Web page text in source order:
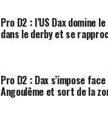
Pro D2 : l’US Dax domine
dans le derby et se
Pro D2 : Dax s’impose
Angoulême et sort de la